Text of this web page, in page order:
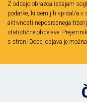
Z oddajo obrazca izdajam
podatke, ki sem jih vpisal/a v
aktivnosti neposrednega
statistične obdelave.
s strani Dobe, odjava je možna